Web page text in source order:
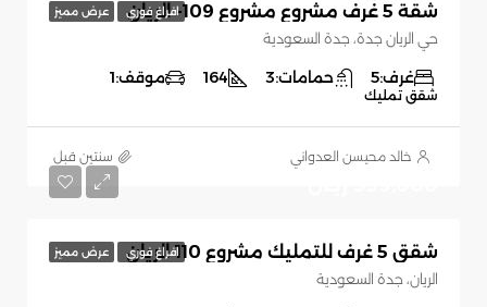
افراغ فوري عرض مميز شقة 5 غرف مشروع مشروع 109- الريان
حي الريان جدة، جدة السعودية
غرف:5 حمامات:3
164 موقف:1
شقق تمليك
خالد محيسن العدواني ‏سنتين قبل
افراغ فوري عرض مميز شقق 5 غرف للتمليك مشروع 110 الريان
الريان، جدة السعودية